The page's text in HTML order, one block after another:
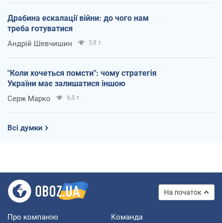
Драбина ескалації війни: до чого нам
треба готуватися
Андрій Шевчишин 5,9 т.
"Коли хочеться помсти": чому стратегія
України має залишатися іншою
Серж Марко 6,5 т.
Всі думки
На початок
Про компанію Команда